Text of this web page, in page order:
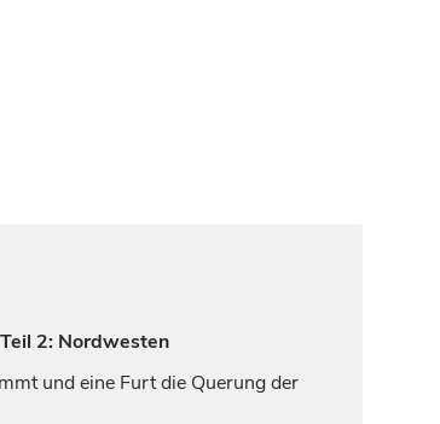
2: Nordwesten
und eine Furt die Querung der